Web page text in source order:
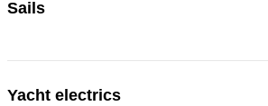
Sails
Yacht electrics